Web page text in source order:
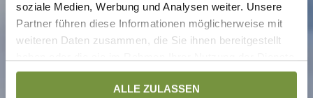
soziale Medien, Werbung und Analysen weiter. Unsere
Partner führen diese Informationen möglicherweise mit
weiteren Daten zusammen, die Sie ihnen bereitgestellt
gesammelt haben. Weitere Informationen finden Sie auf
DatenschutzseiteALLE ZULASSEN